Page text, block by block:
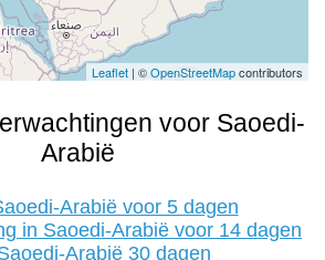
Leaflet | ©OpenStreetMapcontributors
voor Saoedi-
Arabië
Arabië voor 5 dagen
in Saoedi-Arabië voor 14 dagen
Arabië 30 dagen